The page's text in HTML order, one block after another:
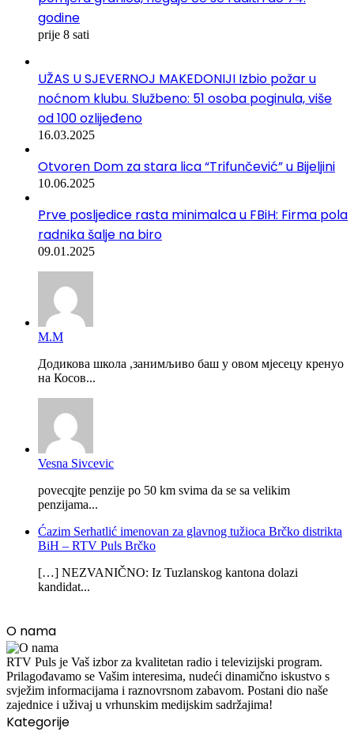
godine
prije 8 sati
UŽAS U SJEVERNOJ MAKEDONIJI Izbio požar u
noćnom klubu. Službeno: 51 osoba poginula, više
od 100 ozlijeđeno
16.03.2025
Otvoren Dom za stara lica “Trifunčević” u Bijeljini
10.06.2025
Prve posljedice rasta minimalca u FBiH: Firma pola
radnika šalje na biro
09.01.2025
М.М
Додикова школа ,занимљиво баш у овом мјесецу кренуо
на Косов...
Vesna Sivcevic
povecqjte penzije po 50 km svima da se sa velikim
penzijama...
Ćazim Serhatlić imenovan za glavnog tužioca Brčko distrikta
BiH – RTV Puls Brčko
[…] NEZVANIČNO: Iz Tuzlanskog kantona dolazi
kandidat...
O nama
RTV Puls je Vaš izbor za kvalitetan radio i televizijski program.
Prilagođavamo se Vašim interesima, nudeći dinamično iskustvo s
svježim informacijama i raznovrsnom zabavom. Postani dio naše
zajednice i uživaj u vrhunskim medijskim sadržajima!
Kategorije